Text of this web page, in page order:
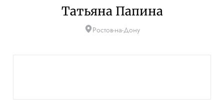
Татьяна Папина
Ростов-на-Дону